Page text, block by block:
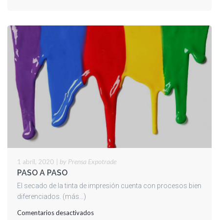
1 abril, 2020 | by Prensa Expotrade
PASO A PASO
El secado de la tinta de impresión cuenta con procesos bien
diferenciados. (más…)
Comentarios desactivadosen